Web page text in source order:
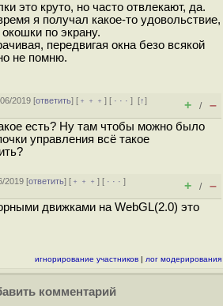
это круто, но часто отвлекают, да.
я получал какое-то удовольствие,
по экрану.
передвигая окна безо всякой
не помню.
2019 [ответить] [ ﹢﹢﹢] [ · · ·][↑]
+ / –
есть? Ну там чтобы можно было
управления всё такое
2019 [ответить] [ ﹢﹢﹢] [ · · ·]
+ / –
движками на WebGL(2.0) это
игнорирование участников | лог модерирования
комментарий